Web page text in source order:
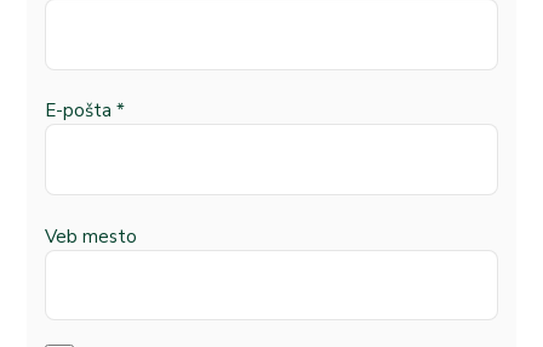
E-pošta *
Veb mesto